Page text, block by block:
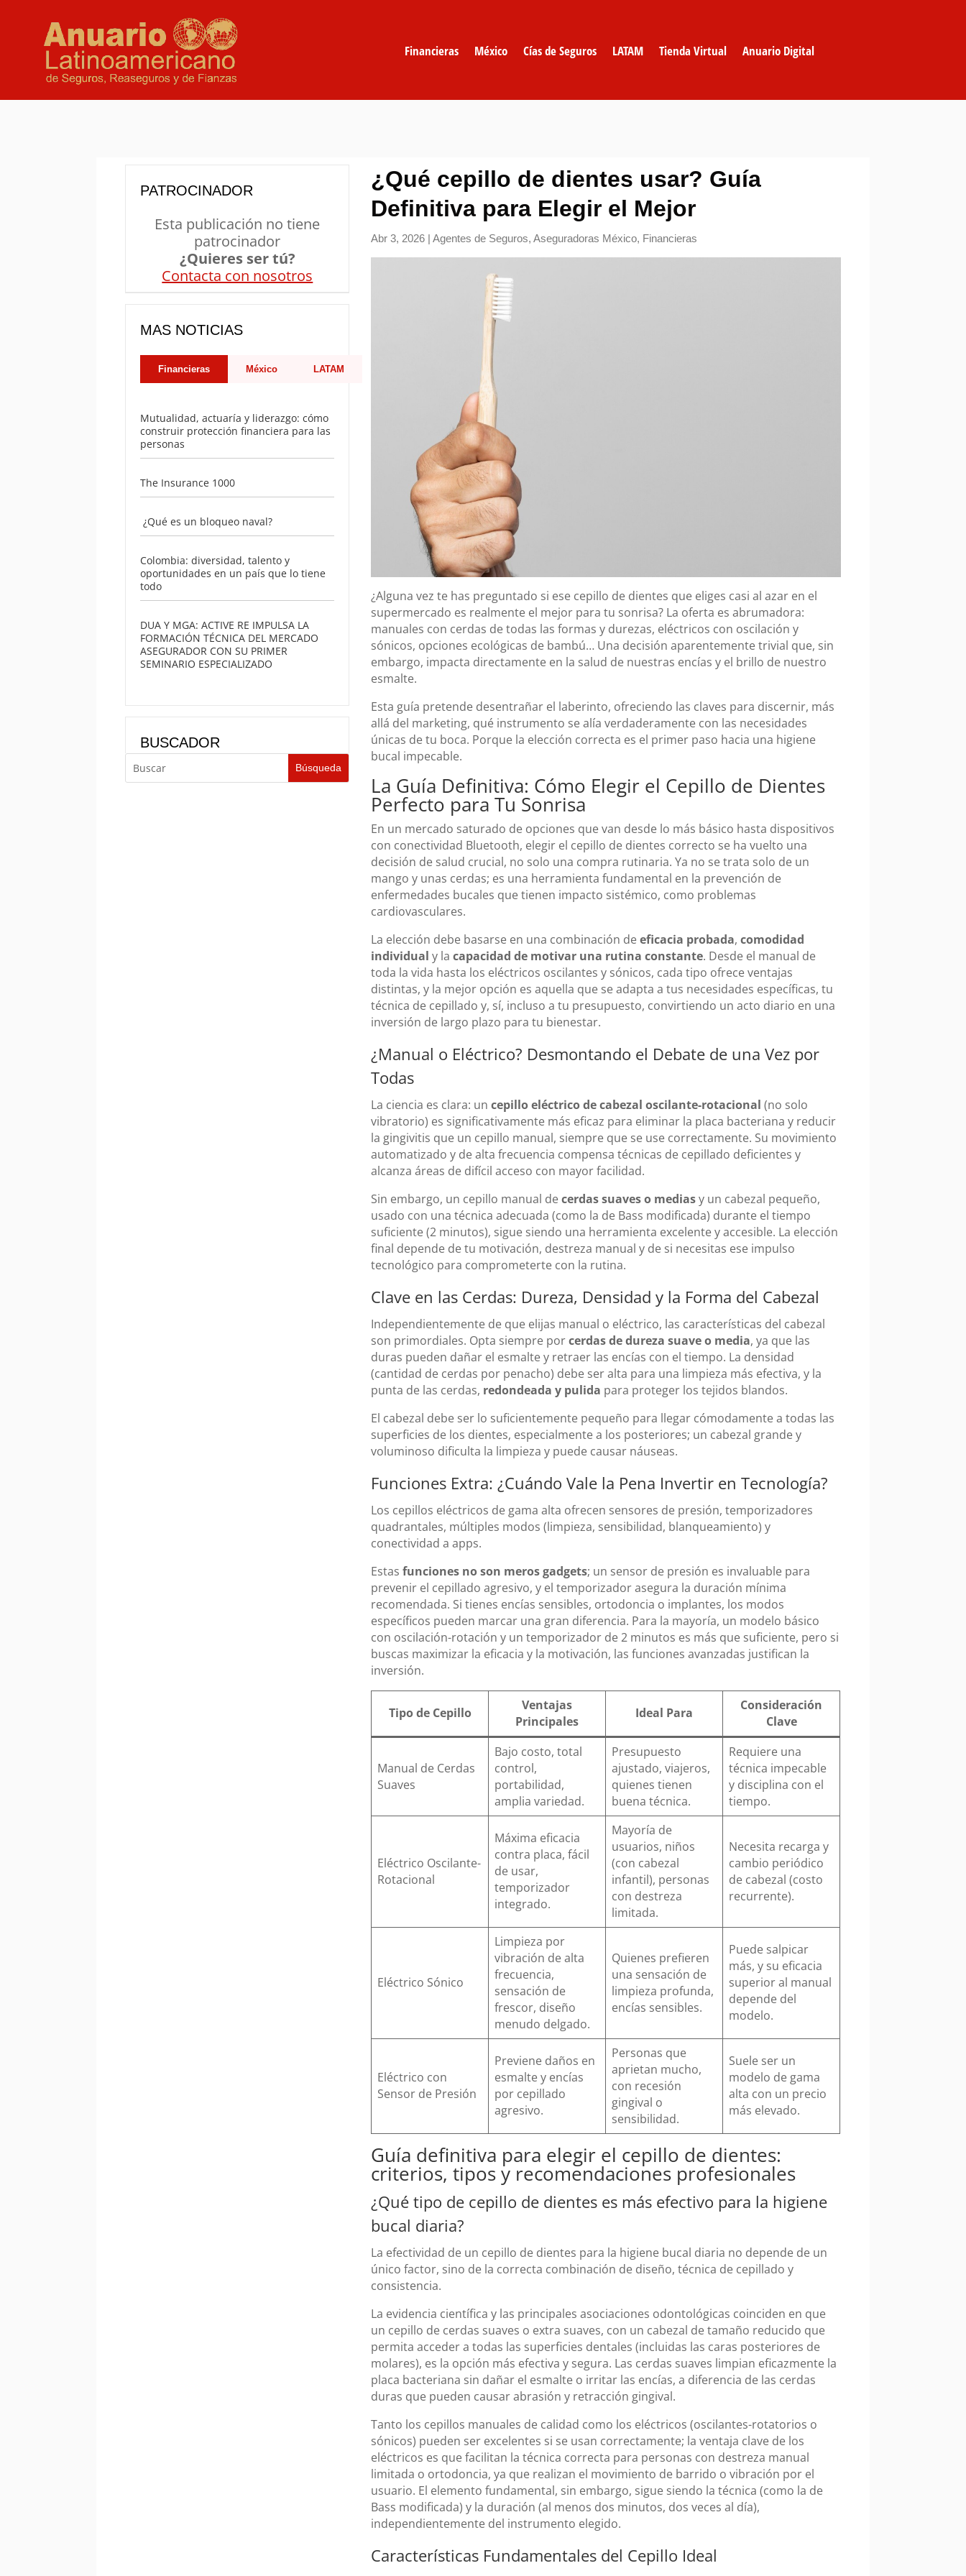
Financieras México Cías de Seguros LATAM Tienda Virtual Anuario Digital
PATROCINADOR
Esta publicación no tiene
patrocinador
¿Quieres ser tú?
Contacta con nosotros
MAS NOTICIAS
Financieras México LATAM
Mutualidad, actuaría y liderazgo: cómo
construir protección financiera para las
personas
The Insurance 1000
¿Qué es un bloqueo naval?
Colombia: diversidad, talento y
oportunidades en un país que lo tiene
todo
DUA Y MGA: ACTIVE RE IMPULSA LA
FORMACIÓN TÉCNICA DEL MERCADO
ASEGURADOR CON SU PRIMER
SEMINARIO ESPECIALIZADO
BUSCADOR
¿Qué cepillo de dientes usar? Guía
Definitiva para Elegir el Mejor
Abr 3, 2026 |Agentes de Seguros,Aseguradoras México, Financieras
¿Alguna vez te has preguntado si ese cepillo de dientes que eliges casi al azar en el
supermercado es realmente el mejor para tu sonrisa? La oferta es abrumadora:
manuales con cerdas de todas las formas y durezas, eléctricos con oscilación y
sónicos, opciones ecológicas de bambú… Una decisión aparentemente trivial que, sin
embargo, impacta directamente en la salud de nuestras encías y el brillo de nuestro
esmalte.
Esta guía pretende desentrañar el laberinto, ofreciendo las claves para discernir, más
allá del marketing, qué instrumento se alía verdaderamente con las necesidades
únicas de tu boca. Porque la elección correcta es el primer paso hacia una higiene
bucal impecable.
La Guía Definitiva: Cómo Elegir el Cepillo de Dientes
Perfecto para Tu Sonrisa
En un mercado saturado de opciones que van desde lo más básico hasta dispositivos
con conectividad Bluetooth, elegir el cepillo de dientes correcto se ha vuelto una
decisión de salud crucial, no solo una compra rutinaria. Ya no se trata solo de un
mango y unas cerdas; es una herramienta fundamental en la prevención de
enfermedades bucales que tienen impacto sistémico, como problemas
cardiovasculares.
La elección debe basarse en una combinación deeficacia probada,comodidad
individual y lacapacidad de motivar una rutina constante. Desde el manual de
toda la vida hasta los eléctricos oscilantes y sónicos, cada tipo ofrece ventajas
distintas, y la mejor opción es aquella que se adapta a tus necesidades específicas, tu
técnica de cepillado y, sí, incluso a tu presupuesto, convirtiendo un acto diario en una
inversión de largo plazo para tu bienestar.
¿Manual o Eléctrico? Desmontando el Debate de una Vez por
Todas
La ciencia es clara: uncepillo eléctrico de cabezal oscilante-rotacional (no solo
vibratorio) es significativamente más eficaz para eliminar la placa bacteriana y reducir
la gingivitis que un cepillo manual, siempre que se use correctamente. Su movimiento
automatizado y de alta frecuencia compensa técnicas de cepillado deficientes y
alcanza áreas de difícil acceso con mayor facilidad.
Sin embargo, un cepillo manual decerdas suaves o mediasy un cabezal pequeño,
usado con una técnica adecuada (como la de Bass modificada) durante el tiempo
suficiente (2 minutos), sigue siendo una herramienta excelente y accesible. La elección
final depende de tu motivación, destreza manual y de si necesitas ese impulso
tecnológico para comprometerte con la rutina.
Clave en las Cerdas: Dureza, Densidad y la Forma del Cabezal
Independientemente de que elijas manual o eléctrico, las características del cabezal
son primordiales. Opta siempre porcerdas de dureza suave o media, ya que las
duras pueden dañar el esmalte y retraer las encías con el tiempo. La densidad
(cantidad de cerdas por penacho) debe ser alta para una limpieza más efectiva, y la
punta de las cerdas, redondeada y pulida para proteger los tejidos blandos.
El cabezal debe ser lo suficientemente pequeño para llegar cómodamente a todas las
superficies de los dientes, especialmente a los posteriores; un cabezal grande y
voluminoso dificulta la limpieza y puede causar náuseas.
Funciones Extra: ¿Cuándo Vale la Pena Invertir en Tecnología?
Los cepillos eléctricos de gama alta ofrecen sensores de presión, temporizadores
quadrantales, múltiples modos (limpieza, sensibilidad, blanqueamiento) y
conectividad a apps.
Estasfunciones no son meros gadgets; un sensor de presión es invaluable para
prevenir el cepillado agresivo, y el temporizador asegura la duración mínima
recomendada. Si tienes encías sensibles, ortodoncia o implantes, los modos
específicos pueden marcar una gran diferencia. Para la mayoría, un modelo básico
con oscilación-rotación y un temporizador de 2 minutos es más que suficiente, pero si
buscas maximizar la eficacia y la motivación, las funciones avanzadas justifican la
inversión.
Tipo de Cepillo
Ventajas
Principales
Ideal Para
Consideración
Clave
Manual de Cerdas
Suaves
Bajo costo, total
control,
portabilidad,
amplia variedad.
Presupuesto
ajustado, viajeros,
quienes tienen
buena técnica.
Requiere una
técnica impecable
y disciplina con el
tiempo.
Eléctrico Oscilante-
Rotacional
Máxima eficacia
contra placa, fácil
de usar,
temporizador
integrado.
Mayoría de
usuarios, niños
(con cabezal
infantil), personas
con destreza
limitada.
Necesita recarga y
cambio periódico
de cabezal (costo
recurrente).
Eléctrico Sónico
Limpieza por
vibración de alta
frecuencia,
sensación de
frescor, diseño
menudo delgado.
Quienes prefieren
una sensación de
limpieza profunda,
encías sensibles.
Puede salpicar
más, y su eficacia
superior al manual
depende del
modelo.
Eléctrico con
Sensor de Presión
Previene daños en
esmalte y encías
por cepillado
agresivo.
Personas que
aprietan mucho,
con recesión
gingival o
sensibilidad.
Suele ser un
modelo de gama
alta con un precio
más elevado.
Guía definitiva para elegir el cepillo de dientes:
criterios, tipos y recomendaciones profesionales
¿Qué tipo de cepillo de dientes es más efectivo para la higiene
bucal diaria?
La efectividad de un cepillo de dientes para la higiene bucal diaria no depende de un
único factor, sino de la correcta combinación de diseño, técnica de cepillado y
consistencia.
La evidencia científica y las principales asociaciones odontológicas coinciden en que
un cepillo de cerdas suaves o extra suaves, con un cabezal de tamaño reducido que
permita acceder a todas las superficies dentales (incluidas las caras posteriores de
molares), es la opción más efectiva y segura. Las cerdas suaves limpian eficazmente la
placa bacteriana sin dañar el esmalte o irritar las encías, a diferencia de las cerdas
duras que pueden causar abrasión y retracción gingival.
Tanto los cepillos manuales de calidad como los eléctricos (oscilantes-rotatorios o
sónicos) pueden ser excelentes si se usan correctamente; la ventaja clave de los
eléctricos es que facilitan la técnica correcta para personas con destreza manual
limitada o ortodoncia, ya que realizan el movimiento de barrido o vibración por el
usuario. El elemento fundamental, sin embargo, sigue siendo la técnica (como la de
Bass modificada) y la duración (al menos dos minutos, dos veces al día),
independientemente del instrumento elegido.
Características Fundamentales del Cepillo Ideal